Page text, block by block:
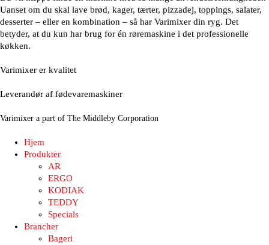
Uanset om du skal lave brød, kager, tærter, pizzadej, toppings, salater,
desserter – eller en kombination – så har Varimixer din ryg. Det
betyder, at du kun har brug for én røremaskine i det professionelle
køkken.
Varimixer er kvalitet
Leverandør af fødevaremaskiner
Varimixer a part of The Middleby Corporation
Hjem
Produkter
AR
ERGO
KODIAK
TEDDY
Specials
Brancher
Bageri